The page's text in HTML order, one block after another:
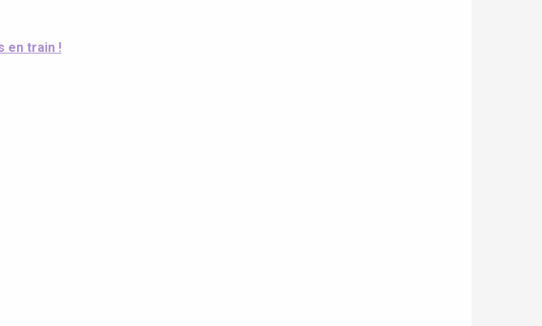
en train !